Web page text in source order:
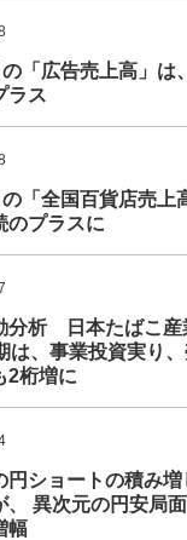
「広告売上高」は
ラス
「全国百貨店売上
のプラスに
分析 日本たばこ産
は、事業投資実り、
2桁増に
円ショートの積み増
、 異次元の円安局
幅